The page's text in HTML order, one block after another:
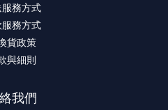
務方式
務方式
貨政策
與細則
我們